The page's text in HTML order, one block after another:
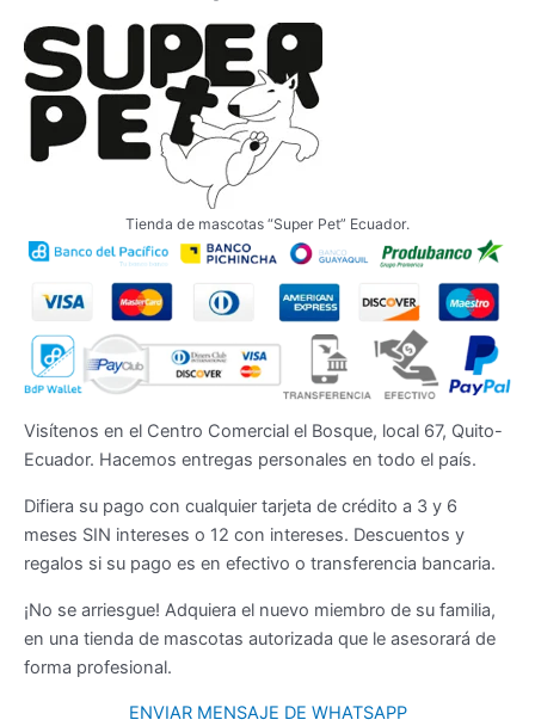
de
producto
$50.35
opciones
pueden
elegir
en
de
producto
Tienda de mascotas “Super Pet” Ecuador.
Visítenos en el Centro Comercial el Bosque, local 67, Quito-
Ecuador. Hacemos entregas personales en todo el país.
Difiera su pago con cualquier tarjeta de crédito a 3 y 6
meses SIN intereses o 12 con intereses. Descuentos y
regalos si su pago es en efectivo o transferencia bancaria.
¡No se arriesgue! Adquiera el nuevo miembro de su familia,
en una tienda de mascotas autorizada que le asesorará de
forma profesional.
ENVIAR MENSAJE DE WHATSAPP